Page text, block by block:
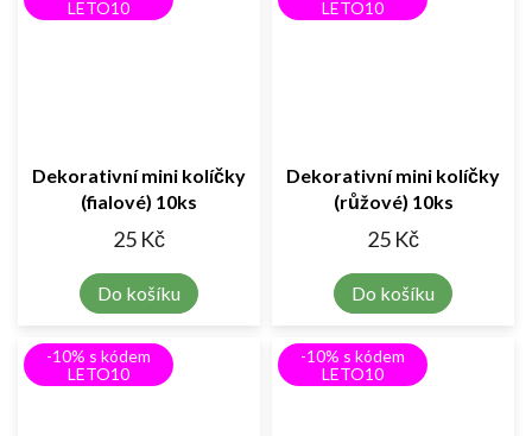
LETO10
Dekorativní mini kolíčky
(fialové) 10ks
25 Kč
Do košíku
LETO10
Dekorativní mini kolíčky
(růžové) 10ks
25 Kč
Do košíku
-10% s kódem
LETO10
-10% s kódem
LETO10